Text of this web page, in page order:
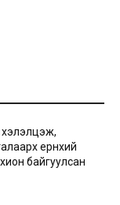
ерөнхий
байгуулсан